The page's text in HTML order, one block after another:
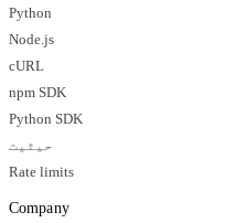
Python
Node.js
cURL
npm SDK
Python SDK
حیثیت
Rate limits
Company